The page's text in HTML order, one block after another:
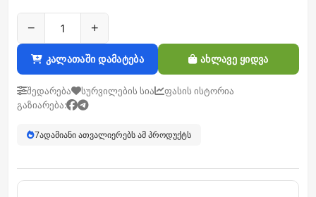
− +
კალათაში დამატება ახლავე ყიდვა
შედარება სურვილების სია
ფასის ისტორია
გაზიარება:
7ადამიანი ათვალიერებს ამ პროდუქტს